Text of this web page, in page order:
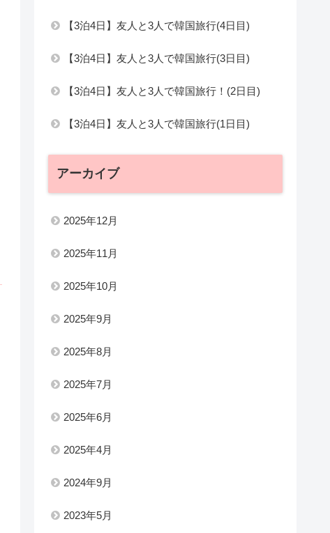
【3泊4日】友人と3人で韓国旅行(4日目)
【3泊4日】友人と3人で韓国旅行(3日目)
【3泊4日】友人と3人で韓国旅行！(2日目)
【3泊4日】友人と3人で韓国旅行(1日目)
アーカイブ
2025年12月
2025年11月
2025年10月
2025年9月
2025年8月
2025年7月
2025年6月
2025年4月
2024年9月
2023年5月